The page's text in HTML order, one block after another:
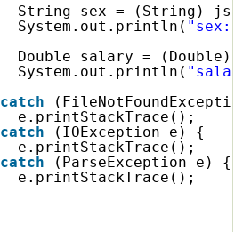
String sex = (String)
System.out.println( "sex:
Double salary = (Double)
System.out.println(
catch
e.printStackTrace();
catch
(IOException e) {
e.printStackTrace();
catch
(ParseException e) {
e.printStackTrace();